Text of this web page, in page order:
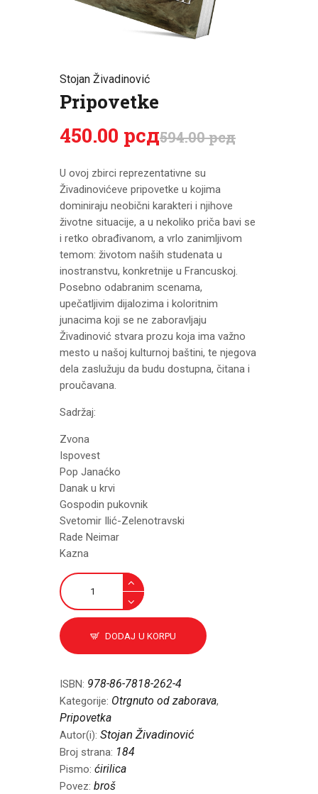
CENOVNIK
Stojan Živadinović
Pripovetke
594.00рсд
450.00 рсд
U ovoj zbirci reprezentativne su
Živadinovićeve pripovetke u kojima
dominiraju neobični karakteri i njihove
životne situacije, a u nekoliko priča bavi se
i retko obrađivanom, a vrlo zanimljivom
temom: životom naših studenata u
inostranstvu, konkretnije u Francuskoj.
Posebno odabranim scenama,
upečatljivim dijalozima i koloritnim
junacima koji se ne zaboravljaju
Živadinović stvara prozu koja ima važno
mesto u našoj kulturnoj baštini, te njegova
dela zaslužuju da budu dostupna, čitana i
proučavana.
Sadržaj:
Zvona
Ispovest
Pop Janaćko
Danak u krvi
Gospodin pukovnik
Svetomir Ilić-Zelenotravski
Rade Neimar
Kazna
Pripovetke
količina
DODAJ U KORPU
ISBN: 978-86-7818-262-4
Kategorije: Otrgnuto od zaborava,
Pripovetka
Autor(i): Stojan Živadinović
Broj strana: 184
Pismo: ćirilica
Povez: broš